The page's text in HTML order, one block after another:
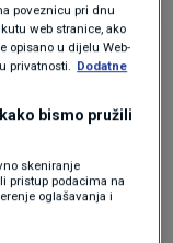
poveznicu pri dnu
web stranice, ako
opisano u dijelu Web-
privatnosti. Dodatne
bismo pružili
skeniranje
pristup podacima na
oglašavanja i